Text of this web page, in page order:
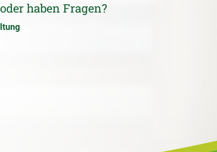
haben Fragen?